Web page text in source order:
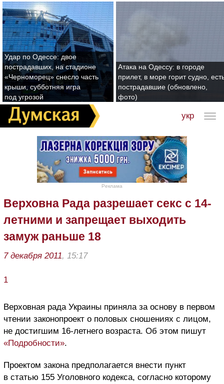
Удар по Одессе: двое
пострадавших, на стадионе
«Черноморец» снесло часть
крыши, субботняя игра
под угрозой
Атака на Одессу: в городе
прилет, в море горит судно,
пострадавшие (обновлено,
фото)
укр
Реклама
Верховна Рада разрешает секс с 14-
летними и запрещает выходить
замуж раньше 18
7 декабря 2011, 15:17
1
Верховная рада Украины приняла за основу в первом
чтении законопроект о половых сношениях с лицом,
не достигшим 16-летнего возраста. Об этом пишут
«Подробности».
Проектом закона предполагается внести пункт
в статью 155 Уголовного кодекса, согласно которому